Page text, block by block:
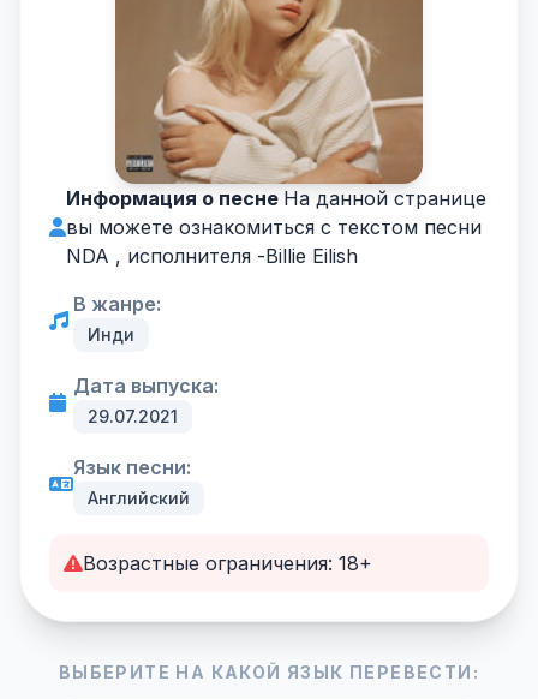
Информация о песне На данной странице
вы можете ознакомиться с текстом песни
NDA , исполнителя -Billie Eilish
В жанре:
Инди
Дата выпуска:
29.07.2021
Язык песни:
Английский
Возрастные ограничения: 18+
ВЫБЕРИТЕ НА КАКОЙ ЯЗЫК ПЕРЕВЕСТИ: